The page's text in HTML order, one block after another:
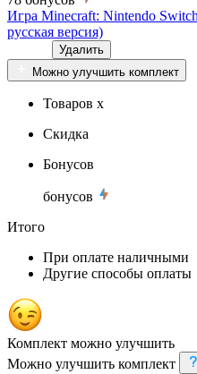
Игра Minecraft: Nintendo
русская версия)
Удалить
Можно улучшить комплект
Товаров x
Скидка
Бонусов
бонусов
Итого
При оплате наличными
Другие способы оплаты
Комплект можно улучшить
Можно улучшить комплект